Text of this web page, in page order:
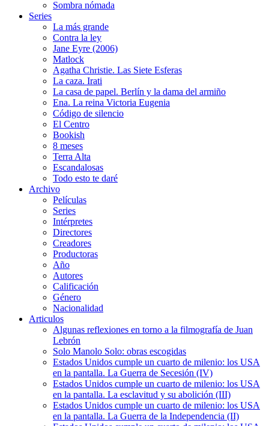
Sombra nómada
Series
La más grande
Contra la ley
Jane Eyre (2006)
Matlock
Agatha Christie. Las Siete Esferas
La caza. Irati
La casa de papel. Berlín y la dama del armiño
Ena. La reina Victoria Eugenia
Código de silencio
El Centro
Bookish
8 meses
Terra Alta
Escandalosas
Todo esto te daré
Archivo
Películas
Series
Intérpretes
Directores
Creadores
Productoras
Año
Autores
Calificación
Género
Nacionalidad
Articulos
Algunas reflexiones en torno a la filmografía de Juan
Lebrón
Solo Manolo Solo: obras escogidas
Estados Unidos cumple un cuarto de milenio: los USA
en la pantalla. La Guerra de Secesión (IV)
Estados Unidos cumple un cuarto de milenio: los USA
en la pantalla. La esclavitud y su abolición (III)
Estados Unidos cumple un cuarto de milenio: los USA
en la pantalla. La Guerra de la Independencia (II)